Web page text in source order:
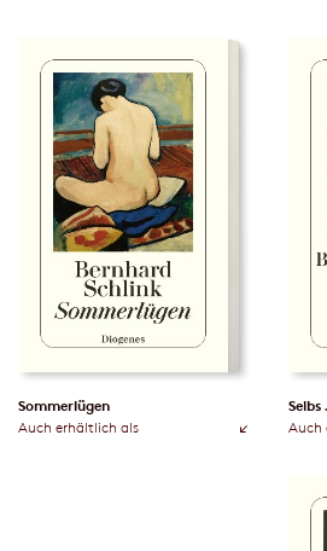
Sommerlügen
Auch erhältlich als Auch